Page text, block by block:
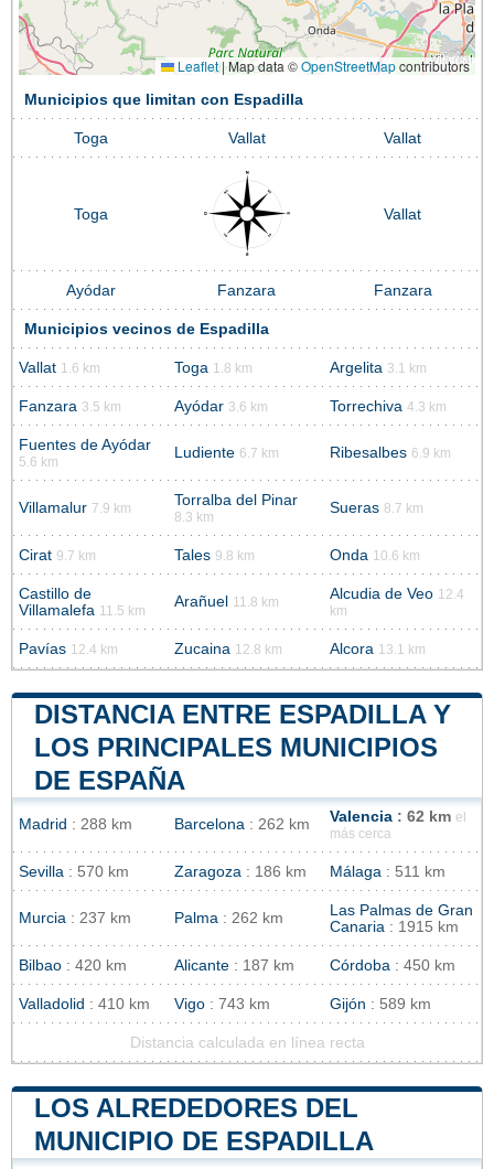
Leaflet|Map data ©OpenStreetMapcontributors
Municipios que limitan con Espadilla
Toga Vallat Vallat
Toga Vallat
Ayódar Fanzara Fanzara
Municipios vecinos de Espadilla
Vallat 1.6 km Toga 1.8 km Argelita 3.1 km
Fanzara 3.5 km Ayódar 3.6 km Torrechiva 4.3 km
Fuentes de Ayódar
5.6 km
Ludiente 6.7 km Ribesalbes 6.9 km
Villamalur 7.9 km Torralba del Pinar
8.3 km
Sueras 8.7 km
Cirat 9.7 km Tales 9.8 km Onda 10.6 km
Castillo de
Villamalefa 11.5 km
Arañuel 11.8 km Alcudia de Veo 12.4
km
Pavías 12.4 km Zucaina 12.8 km Alcora 13.1 km
DISTANCIA ENTRE ESPADILLA Y
LOS PRINCIPALES MUNICIPIOS
DE ESPAÑA
Madrid : 288 km Barcelona : 262 km Valencia : 62 km el
más cerca
Sevilla : 570 km Zaragoza : 186 km Málaga : 511 km
Murcia : 237 km Palma : 262 km
Las Palmas de Gran
Canaria : 1915 km
Bilbao : 420 km Alicante : 187 km Córdoba : 450 km
Valladolid : 410 km Vigo : 743 km Gijón : 589 km
Distancia calculada en línea recta
LOS ALREDEDORES DEL
MUNICIPIO DE ESPADILLA